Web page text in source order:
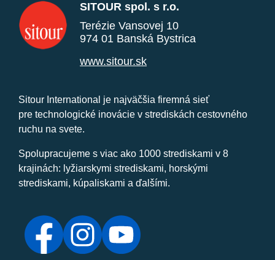
SITOUR spol. s r.o.
Terézie Vansovej 10
974 01 Banská Bystrica
www.sitour.sk
Sitour International je najväčšia firemná sieť
pre technologické inovácie v strediskách cestovného
ruchu na svete.
Spolupracujeme s viac ako 1000 strediskami v 8
krajinách: lyžiarskymi strediskami, horskými
strediskami, kúpaliskami a ďalšími.